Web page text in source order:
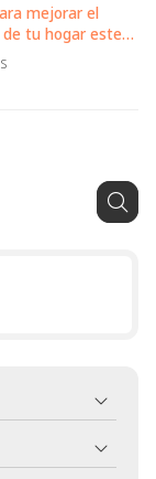
mejorar el
tu hogar este